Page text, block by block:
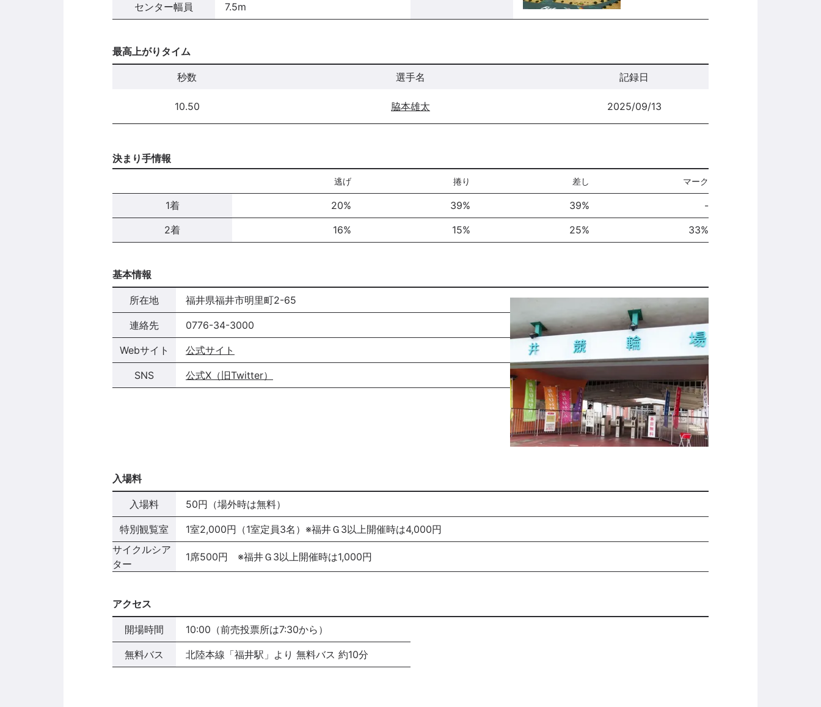
センター幅員 7.5m
最高上がりタイム
秒数
10.50
選手名
脇本雄太
記録日
2025/09/13
決まり手情報
逃げ 捲り 差し マーク
1着 20% 39% 39%
-
2着
16% 15% 25% 33%
基本情報
所在地 福井県福井市明里町2-65
連絡先 0776-34-3000
Webサイト 公式サイト
SNS 公式X（旧Twitter）
入場料
入場料 50円（場外時は無料）
特別観覧室
1室2,000円（1室定員3名）※福井Ｇ3以上開催時は4,000円
サイクルシア
ター
1席500円 ※福井Ｇ3以上開催時は1,000円
アクセス
開場時間 10:00（前売投票所は7:30から）
無料バス 北陸本線「福井駅」より 無料バス 約10分